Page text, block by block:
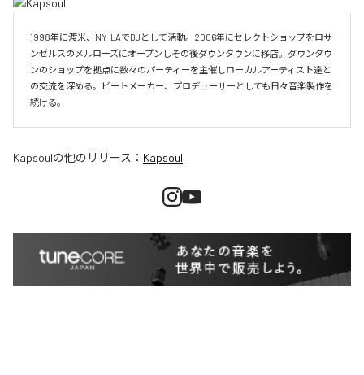
1998年に渡米、NY  LAでDJとして活動。2006年にセレクトショップをロサ
ンゼルスのメルローズにオープンしその後ダウンタウンに移店。ダウンタウ
ンのショップを拠点に数々のパーティーを主催しローカルアーティスト達と
の交流を深める。ビートメーカー、プロデューサーとしても日々音楽製作を
続ける。
Kapsoulの他のリリース： Kapsoul